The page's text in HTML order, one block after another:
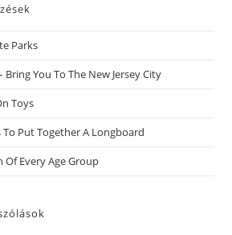
Parks
You To The New Jersey City
Toys
To Put Together A Longboard
Of Every Age Group